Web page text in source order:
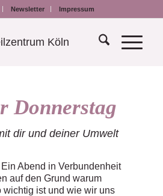
Newsletter Impressum
Donnerstag
dir und deiner Umwelt
Ein Abend in Verbundenheit
auf den Grund warum
wichtig ist und wie wir uns